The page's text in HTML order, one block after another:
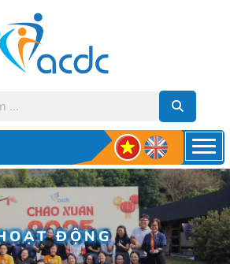
ĐỘNG